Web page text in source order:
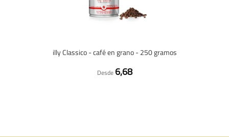
illy Classico - café en grano - 250 gramos
Desde 6,68